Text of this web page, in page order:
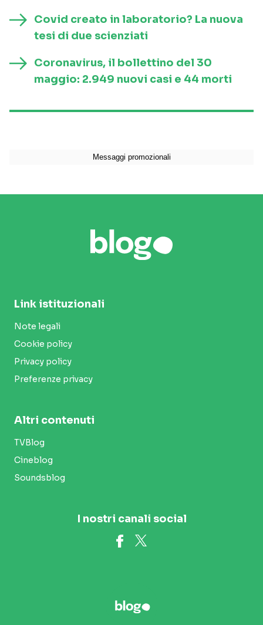
Covid creato in laboratorio? La nuova
tesi di due scienziati
Coronavirus, il bollettino del 30
maggio: 2.949 nuovi casi e 44 morti
Link istituzionali
Note legali
Cookie policy
Privacy policy
Preferenze privacy
Altri contenuti
TVBlog
Cineblog
Soundsblog
I nostri canali social